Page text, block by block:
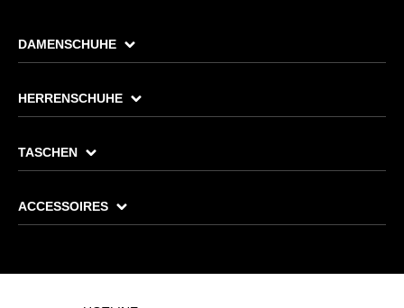
DAMENSCHUHE
HERRENSCHUHE
TASCHEN
ACCESSOIRES